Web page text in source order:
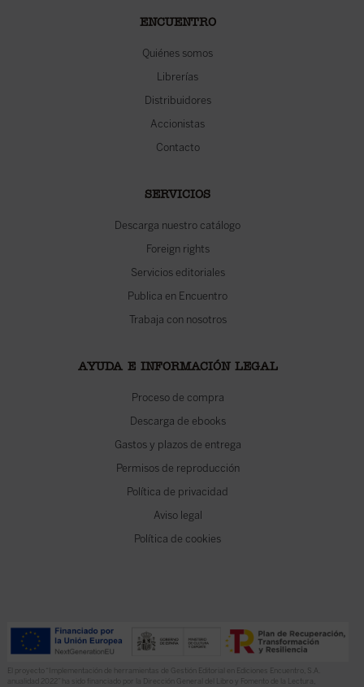
ENCUENTRO
Quiénes somos
Librerías
Distribuidores
Accionistas
Contacto
SERVICIOS
Descarga nuestro catálogo
Foreign rights
Servicios editoriales
Publica en Encuentro
Trabaja con nosotros
AYUDA E INFORMACIÓN LEGAL
Proceso de compra
Descarga de ebooks
Gastos y plazos de entrega
Permisos de reproducción
Política de privacidad
Aviso legal
Política de cookies
El proyecto “Implementación de herramientas de Gestión Editorial en Ediciones Encuentro, S.A.
anualidad 2022” ha sido financiado por la Dirección General del Libro y Fomento de la Lectura,